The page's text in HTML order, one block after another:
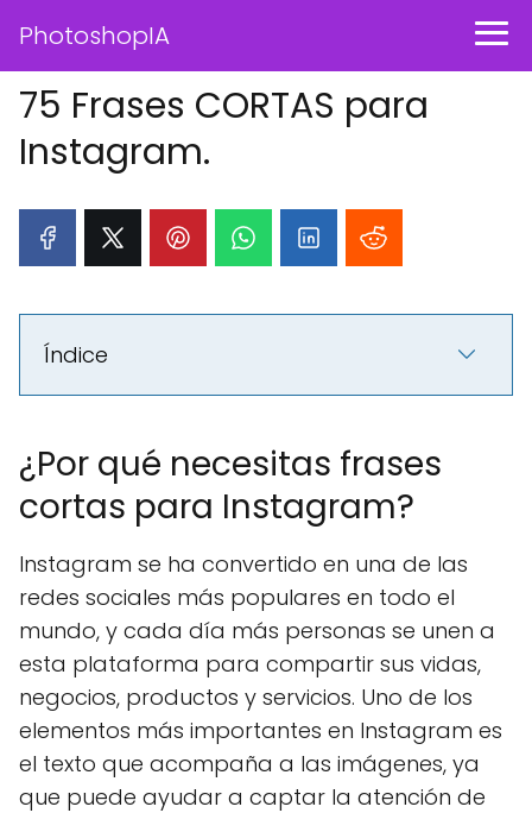
PhotoshopIA
75 Frases CORTAS para
Instagram.
Índice
¿Por qué necesitas frases
cortas para Instagram?
Instagram se ha convertido en una de las
redes sociales más populares en todo el
mundo, y cada día más personas se unen a
esta plataforma para compartir sus vidas,
negocios, productos y servicios. Uno de los
elementos más importantes en Instagram es
el texto que acompaña a las imágenes, ya
que puede ayudar a captar la atención de